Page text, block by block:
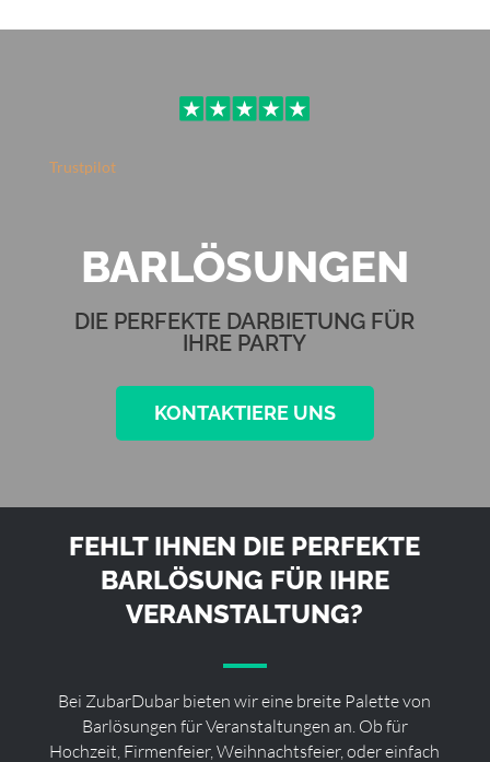
Trustpilot
BARLÖSUNGEN
DIE PERFEKTE DARBIETUNG FÜR
IHRE PARTY
KONTAKTIERE UNS
FEHLT IHNEN DIE PERFEKTE
BARLÖSUNG FÜR IHRE
VERANSTALTUNG?
Bei ZubarDubar bieten wir eine breite Palette von
Barlösungen für Veranstaltungen an. Ob für
Hochzeit, Firmenfeier, Weihnachtsfeier, oder einfach